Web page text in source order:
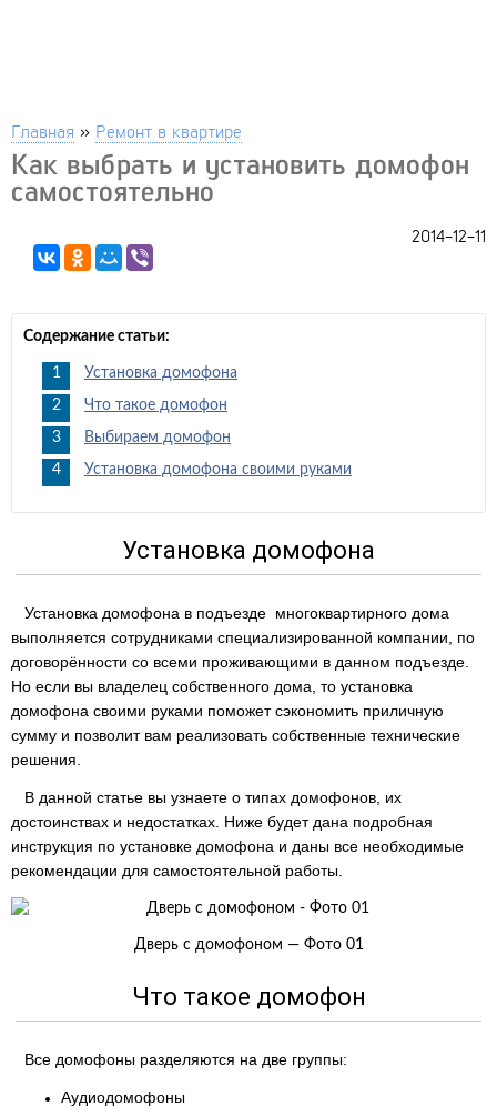
Главная » Ремонт в квартире
Как выбрать и установить домофон
самостоятельно
2014-12-11
Содержание статьи:
Установка домофона
Что такое домофон
Выбираем домофон
Установка домофона своими руками
Установка домофона
Установка домофона в подъезде многоквартирного дома
выполняется сотрудниками специализированной компании, по
договорённости со всеми проживающими в данном подъезде.
Но если вы владелец собственного дома, то установка
домофона своими руками поможет сэкономить приличную
сумму и позволит вам реализовать собственные технические
решения.
В данной статье вы узнаете о типах домофонов, их
достоинствах и недостатках. Ниже будет дана подробная
инструкция по установке домофона и даны все необходимые
рекомендации для самостоятельной работы.
Дверь с домофоном — Фото 01
Что такое домофон
Все домофоны разделяются на две группы:
Аудиодомофоны